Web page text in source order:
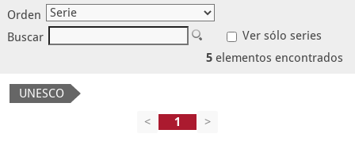
Orden
Buscar
Ver sólo series
5 elementos encontrados
UNESCO
<
>